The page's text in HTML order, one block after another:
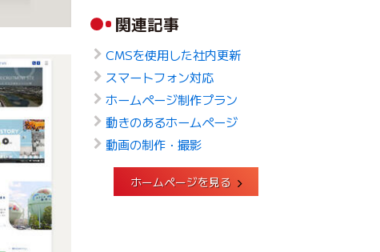
関連記事
CMSを使用した社内更新
スマートフォン対応
ホームページ制作プラン
動きのあるホームページ
動画の制作・撮影
ホームページを見る